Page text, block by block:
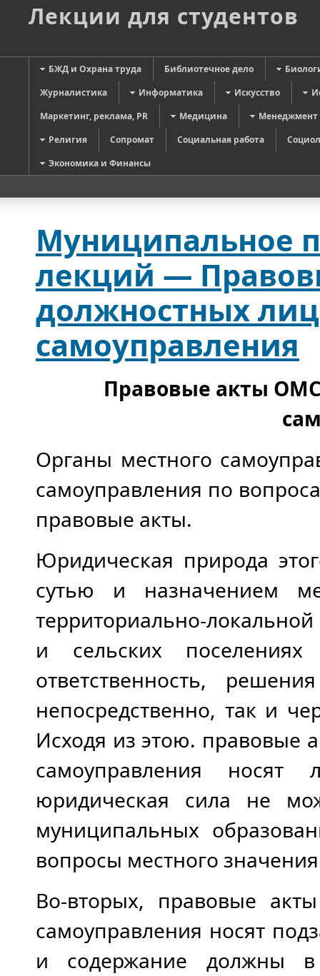
Лекции для студентов
БЖД и Охрана труда Библиотечное дело
Журналистика
Информатика Искусство
Маркетинг, реклама, PR
Медицина
Менеджмент
Религия
Сопромат Социальная работа
Экономика и Финансы
Муниципальное
лекций —
должностных
самоуправления
Правовые акты
Органы местного
самоуправления по
правовые акты.
Юридическая природа
сутью и назначением
территориально-
и сельских
ответственность,
непосредственно, так и
Исходя из этою.
самоуправления
юридическая сила не
муниципальных
вопросы местного
Во-вторых, правовые
самоуправления носят
и содержание должны в